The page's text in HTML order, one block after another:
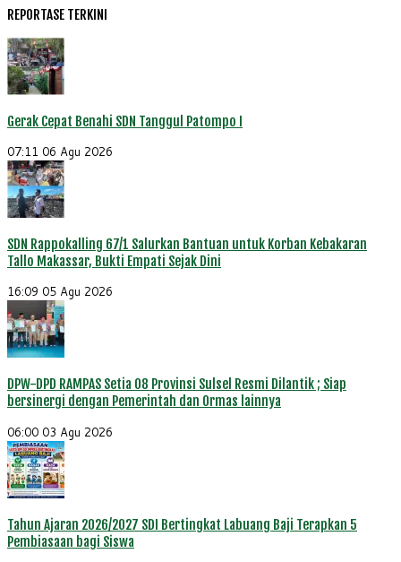
REPORTASE TERKINI
Gerak Cepat Benahi SDN Tanggul Patompo I
07:11 06 Agu 2026
SDN Rappokalling 67/1 Salurkan Bantuan untuk Korban Kebakaran
Tallo Makassar, Bukti Empati Sejak Dini
16:09 05 Agu 2026
DPW-DPD RAMPAS Setia 08 Provinsi Sulsel Resmi Dilantik ; Siap
bersinergi dengan Pemerintah dan Ormas lainnya
06:00 03 Agu 2026
Tahun Ajaran 2026/2027 SDI Bertingkat Labuang Baji Terapkan 5
Pembiasaan bagi Siswa